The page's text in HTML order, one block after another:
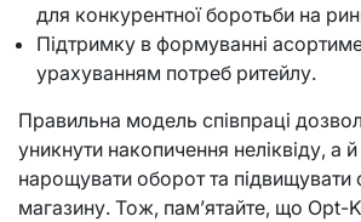
для конкурентної боротьби на
Підтримку в формуванні
урахуванням потреб ритейлу.
Правильна модель співпраці
уникнути накопичення неліквіду, а й
нарощувати оборот та підвищувати
магазину. Тож, пам’ятайте, що Opt-